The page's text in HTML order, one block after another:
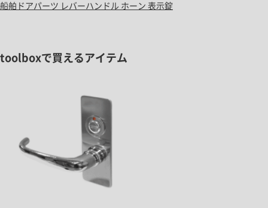
船舶ドアパーツ レバーハンドル ホーン 表示錠
toolboxで買えるアイテム